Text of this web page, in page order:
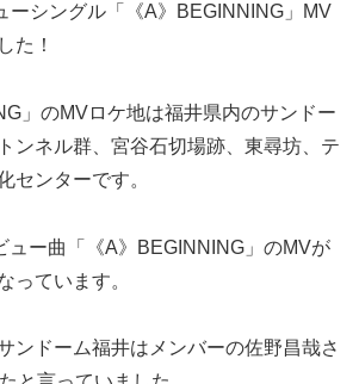
ーシングル「《A》BEGINNING」MV
た！
」のMVロケ地は福井県内のサンドー
ンネル群、宮谷石切場跡、東尋坊、テ
センターです。
ュー曲「《A》BEGINNING」のMVが
っています。
ンドーム福井はメンバーの佐野昌哉さ